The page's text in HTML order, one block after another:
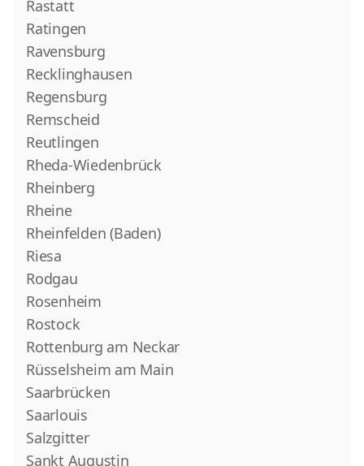
Rastatt
Ratingen
Ravensburg
Recklinghausen
Regensburg
Remscheid
Reutlingen
Rheda-Wiedenbrück
Rheinberg
Rheine
Rheinfelden (Baden)
Riesa
Rodgau
Rosenheim
Rostock
Rottenburg am Neckar
Rüsselsheim am Main
Saarbrücken
Saarlouis
Salzgitter
Sankt Augustin